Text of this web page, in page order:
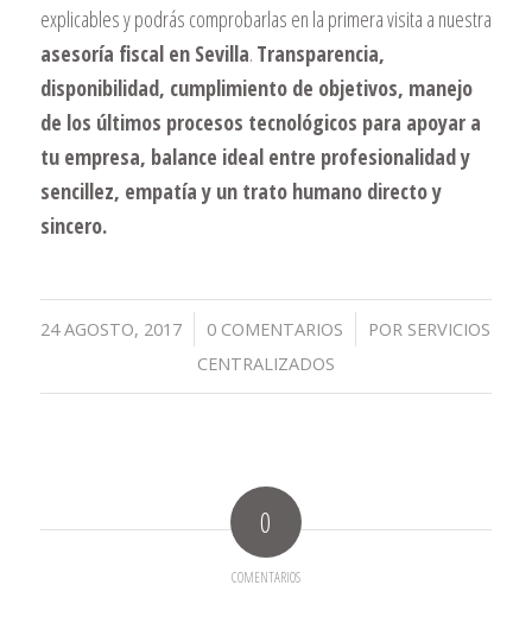
explicables y podrás comprobarlas en la primera visita a nuestra
asesoría fiscal en Sevilla. Transparencia,
disponibilidad, cumplimiento de objetivos, manejo
de los últimos procesos tecnológicos para apoyar a
tu empresa, balance ideal entre profesionalidad y
sencillez, empatía y un trato humano directo y
sincero.
24 AGOSTO, 2017
/ 0 COMENTARIOS
/ POR SERVICIOS
CENTRALIZADOS
0
COMENTARIOS